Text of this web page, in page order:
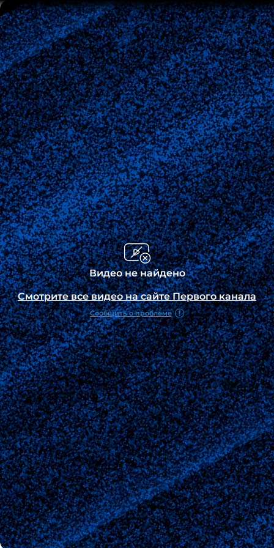
Видео не найдено
Смотрите все видео на сайте Первого канала
Сообщить о проблеме